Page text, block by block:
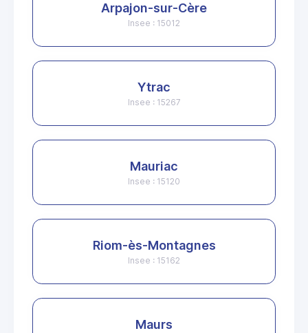
Arpajon-sur-Cère
Insee : 15012
Ytrac
Insee : 15267
Mauriac
Insee : 15120
Riom-ès-Montagnes
Insee : 15162
Maurs